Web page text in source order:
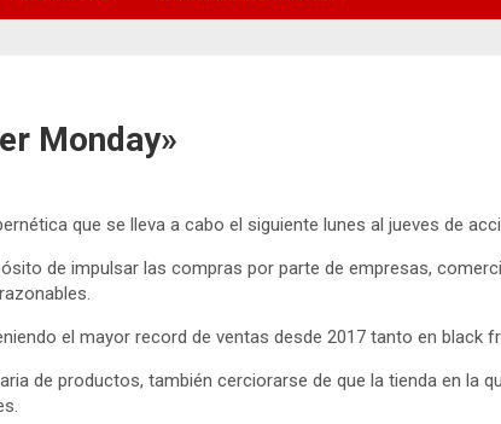
Monday»
que se lleva a cabo el siguiente lunes al jueves de
de impulsar las compras por parte de empresas,
el mayor record de ventas desde 2017 tanto en black
de productos, también cerciorarse de que la tienda en la